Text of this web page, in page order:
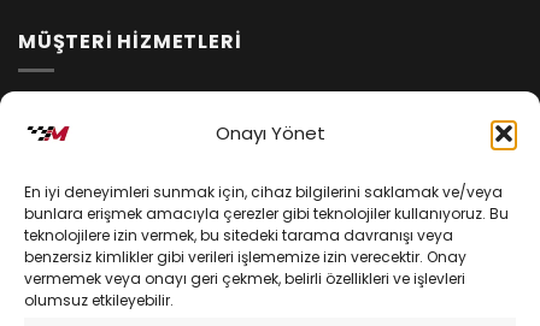
Onayı Yönet
En iyi deneyimleri sunmak için, cihaz bilgilerini saklamak ve/veya
bunlara erişmek amacıyla çerezler gibi teknolojiler kullanıyoruz. Bu
teknolojilere izin vermek, bu sitedeki tarama davranışı veya
benzersiz kimlikler gibi verileri işlememize izin verecektir. Onay
vermemek veya onayı geri çekmek, belirli özellikleri ve işlevleri
olumsuz etkileyebilir.
MÜŞTERİ HİZMETLERİ
Kişisel Verilerin Korunması
Mesafeli Satış Sözleşmesi